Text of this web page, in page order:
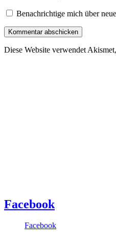
Benachrichtige mich über
Diese Website verwendet
Facebook
Facebook